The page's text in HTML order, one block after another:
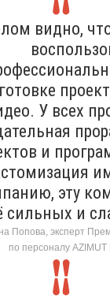
видно,
У всех
и
эту
сильных и
Попова, эксперт
по персоналу